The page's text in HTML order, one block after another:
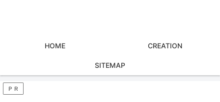
HOME CREATION
SITEMAP
ＰＲ